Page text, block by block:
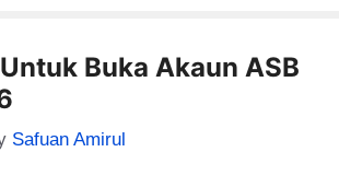
Buka Akaun ASB
Safuan Amirul